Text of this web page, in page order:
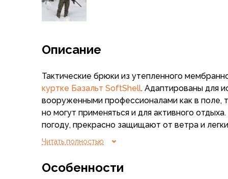
Флисовые куртки
Беговые и спортивные
Пуховые куртки
Жилеты
Мембранные брюки
Брюки софтшелл и ветрозащита
Брюки с синтетическим утеплителем
Флисовые брюки
Беговые и спортивные
Термобелье
Описание
Тактические брюки из утепленного
куртке Базальт SoftShell. Адаптированы для
вооруженными профессионалами как в поле,
но могут применяться и для активного
погоду, прекрасно защищают от ветра и
не проклеены)
Внимание!
в зависимости от партии изделий, что
Читать полностью
Особенности